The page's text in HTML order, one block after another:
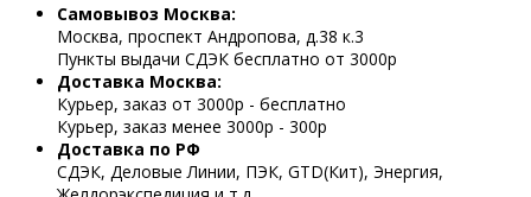
Самовывоз Москва:
Москва, проспект Андропова, д.38 к.3
Пункты выдачи СДЭК бесплатно от 3000р
Доставка Москва:
Курьер, заказ от 3000р - бесплатно
Курьер, заказ менее 3000р - 300р
Доставка по РФ
СДЭК, Деловые Линии, ПЭК, GTD(Кит), Энергия,